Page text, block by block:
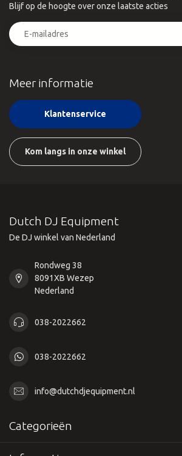
Meer informatie
Klantenservice
Kom langs in onze winkel
Blijf op de hoogte over onze laatste acties
Dutch DJ Equipment
De DJ winkel van Nederland
Rondweg 38
8091XB Wezep
Nederland
038-2022662
038-2022662
info@dutchdjequipment.nl
Categorieën